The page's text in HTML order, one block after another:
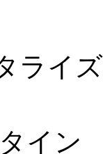
ライズ
イン